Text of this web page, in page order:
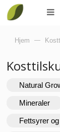
Hjem —
Natural
Mineraler
Fettsyrer